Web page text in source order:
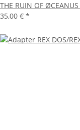
THE RUIN OF
35,00 € *